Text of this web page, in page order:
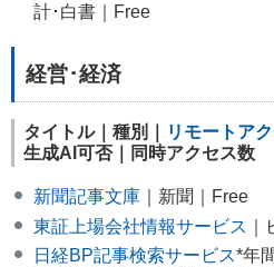
計･白書｜Free
経営･経済
タイトル｜種別｜ リモートア
生成AI可否｜同時アクセス数
新聞記事文庫 ｜新聞｜Free
東証上場会社情報サービス
日経BP記事検索サービス*年